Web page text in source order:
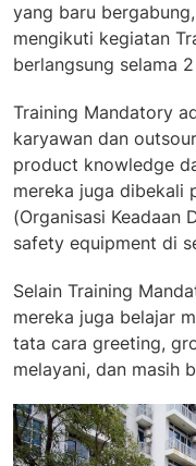
yang baru
mengikuti kegiatan
berlangsung selama
Training Mandatory
karyawan dan
product knowledge
mereka juga dibekali
(Organisasi Keadaan
safety equipment di
Selain Training
mereka juga belajar
tata cara greeting,
melayani, dan masih